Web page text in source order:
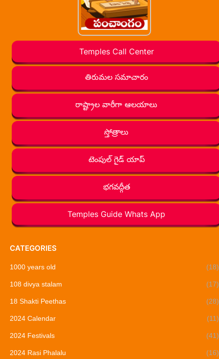
Temples Call Center
తిరుమల సమాచారం
రాష్ట్రాల వారీగా ఆలయాలు
స్తోత్రాలు
టెంపుల్ గైడ్ యాప్
భగవద్గీత
Temples Guide Whats App
CATEGORIES
1000 years old (18)
108 divya stalam (17)
18 Shakti Peethas (28)
2024 Calendar (11)
2024 Festivals (41)
2024 Rasi Phalalu (16)